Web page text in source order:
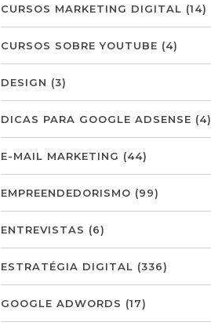
CURSOS MARKETING DIGITAL (14)
CURSOS SOBRE YOUTUBE (4)
DESIGN (3)
DICAS PARA GOOGLE ADSENSE (4)
E-MAIL MARKETING (44)
EMPREENDEDORISMO (99)
ENTREVISTAS (6)
ESTRATÉGIA DIGITAL (336)
GOOGLE ADWORDS (17)